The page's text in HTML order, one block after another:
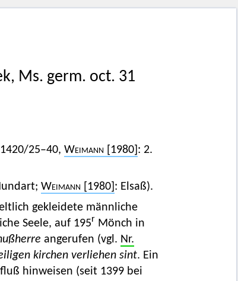
Ms. germ. oct. 31
25–40, Weimann [1980] : 2.
Weimann [1980] : Elsaß).
gekleidete männliche
Seele, auf 195r Mönch in
angerufen (vgl. Nr.
kirchen verliehen sint. Ein
hinweisen (seit 1399 bei